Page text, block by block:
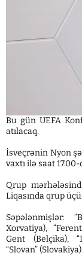
Bu gün UEFA
atılacaq.
İsveçrənin Nyon
vaxtı ilə saat
Qrup
Liqasında qrup
Səpələnmişlər:
Xorvatiya),
Gent (Belçika),
“Slovan”